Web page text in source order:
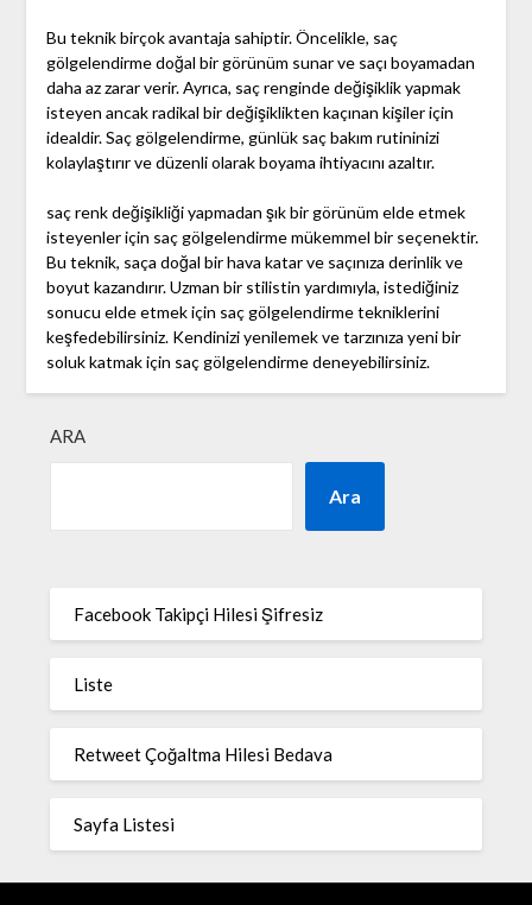
Bu teknik birçok avantaja sahiptir. Öncelikle, saç
gölgelendirme doğal bir görünüm sunar ve saçı boyamadan
daha az zarar verir. Ayrıca, saç renginde değişiklik yapmak
isteyen ancak radikal bir değişiklikten kaçınan kişiler için
idealdir. Saç gölgelendirme, günlük saç bakım rutininizi
kolaylaştırır ve düzenli olarak boyama ihtiyacını azaltır.
saç renk değişikliği yapmadan şık bir görünüm elde etmek
isteyenler için saç gölgelendirme mükemmel bir seçenektir.
Bu teknik, saça doğal bir hava katar ve saçınıza derinlik ve
boyut kazandırır. Uzman bir stilistin yardımıyla, istediğiniz
sonucu elde etmek için saç gölgelendirme tekniklerini
keşfedebilirsiniz. Kendinizi yenilemek ve tarzınıza yeni bir
soluk katmak için saç gölgelendirme deneyebilirsiniz.
ARA
Ara
Facebook Takipçi Hilesi Şifresiz
Liste
Retweet Çoğaltma Hilesi Bedava
Sayfa Listesi